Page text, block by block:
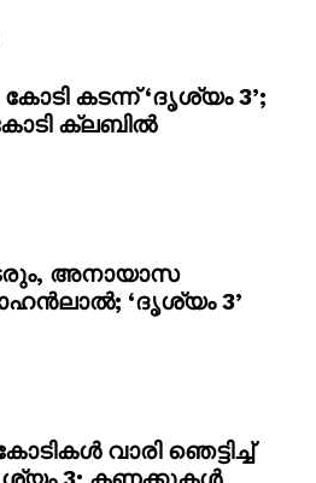
കടന്ന് ‘ദൃശ്യം 3’;
ക്ലബിൽ
അനായാസ
‘ദൃശ്യം 3’
വാരി ഞെട്ടിച്ച്